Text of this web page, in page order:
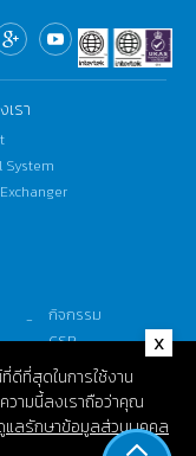
รา
System
กิจกรรม
CSR
ความยั่งยืน
ติดต่อและร้องเรียน
ดีที่สุดในการใช้งาน
วามนี้ลงเราถือว่าคุณ
แลรักษาข้อมูลส่วนบุคคล